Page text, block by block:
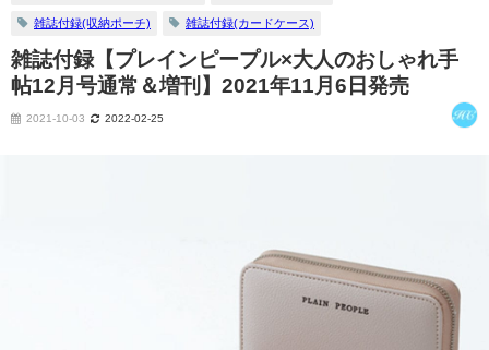
雑誌付録(収納ポーチ) 雑誌付録(カードケース)
雑誌付録【プレインピープル×大人のおしゃれ手
帖12月号通常＆増刊】2021年11月6日発売
2021-10-03 2022-02-25